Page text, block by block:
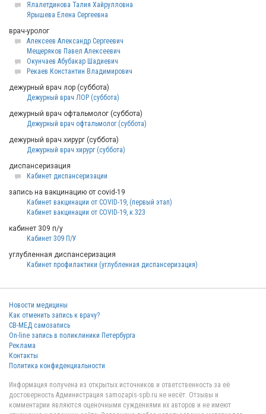
Ялалетдинова Талия Хайрулловна
Ярышева Елена Сергеевна
врач-уролог
Алексеев Александр Сергеевич
Мещеряков Павел Алексеевич
Окунчаев Абубакар Шадиевич
Рекаев Константин Владимирович
дежурный врач лор (суббота)
Дежурный врач ЛОР (суббота)
дежурный врач офтальмолог (суббота)
Дежурный врач офтальмолог (суббота)
дежурный врач хирург (суббота)
Дежурный врач хирург (суббота)
диспансеризация
Кабинет диспансеризации
запись на вакцинацию от covid-19
Кабинет вакцинации от COVID-19, (пepвый этaп)
Кабинет вакцинации от COVID-19, к.323
кабинет 309 п/у
Кабинет 309 П/У
углубленная диспансеризация
Кабинет профилактики (углубленная диспансеризация)
Новости медицины
Как отменить запись к врачу?
СВ-МЕД самозапись
On-line запись в поликлиники Петербурга
Реклама
Контакты
Политика конфиденциальности
Информация получена из открытых источников и ответственность за её
достоверность Администрация samozapis-spb.ru не несёт. Отзывы и
комментарии являются оценочными суждениями их авторов и не имеют